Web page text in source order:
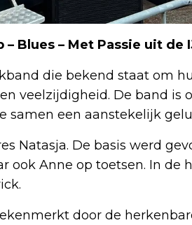
Blues – Met Passie uit de
die bekend staat om
veelzijdigheid. De band is
een aanstekelijk
Natasja. De basis werd
ook Anne op toetsen. In de
door de